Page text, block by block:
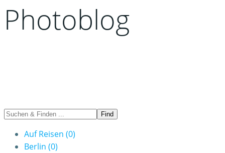
Photoblog
Auf Reisen (0)
Berlin (0)